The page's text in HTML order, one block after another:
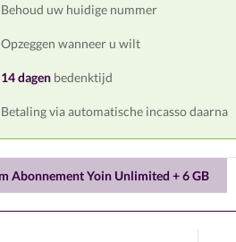
Behoud uw huidige nummer
Opzeggen wanneer u wilt
14 dagen bedenktijd
Betaling via automatische incasso daarna
Abonnement Yoin Unlimited + 6 GB